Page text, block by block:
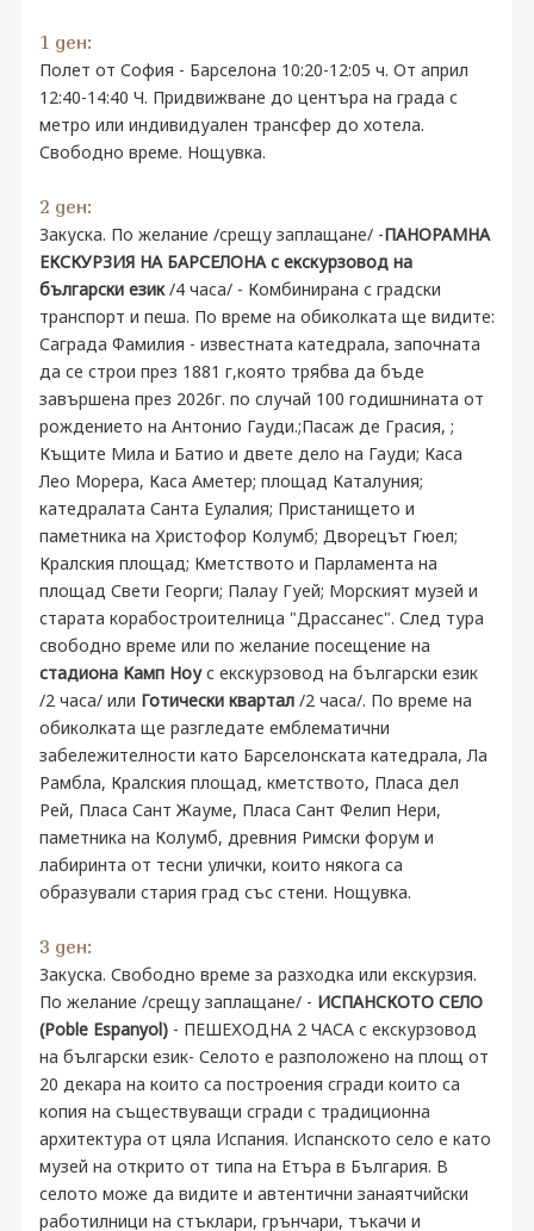
1 ден:
Полет от София - Барселона 10:20-12:05 ч. От април
12:40-14:40 Ч. Придвижване до центъра на града с
метро или индивидуален трансфер до хотела.
Свободно време. Нощувка.
2 ден:
Закуска. По желание /срещу заплащане/ -ПАНОРАМНА
ЕКСКУРЗИЯ НА БАРСЕЛОНА с екскурзовод на
български език/4 часа/ - Комбинирана с градски
транспорт и пеша. По време на обиколката ще видите:
Саграда Фамилия - известната катедрала, започната
да се строи през 1881 г,която трябва да бъде
завършена през 2026г. по случай 100 годишнината от
рождението на Антонио Гауди.;Пасаж де Грасия, ;
Къщите Мила и Батио и двете дело на Гауди; Каса
Лео Морера, Каса Аметер; площад Каталуния;
катедралата Санта Еулалия; Пристанището и
паметника на Христофор Колумб; Дворецът Гюел;
Кралския площад; Кметството и Парламента на
площад Свети Георги; Палау Гуей; Морският музей и
старата корабостроителница "Драссанес". След тура
свободно време или по желание посещение на
стадиона Камп Ноус екскурзовод на български език
/2 часа/ или Готически квартал /2 часа/. По време на
обиколката ще разгледате емблематични
забележителности като Барселонската катедрала, Ла
Рамбла, Кралския площад, кметството, Пласа дел
Рей, Пласа Сант Жауме, Пласа Сант Фелип Нери,
паметника на Колумб, древния Римски форум и
лабиринта от тесни улички, които някога са
образували стария град със стени. Нощувка.
3 ден:
Закуска. Свободно време за разходка или екскурзия.
По желание /срещу заплащане/ - ИСПАНСКОТО СЕЛО
(Poble Espanyol)- ПЕШЕХОДНА 2 ЧАСА с екскурзовод
на български език- Селото е разположено на площ от
20 декара на които са построения сгради които са
копия на съществуващи сгради с традиционна
архитектура от цяла Испания. Испанското село е като
музей на открито от типа на Етъра в България. В
селото може да видите и автентични занаятчийски
работилници на стъклари, грънчари, тъкачи и